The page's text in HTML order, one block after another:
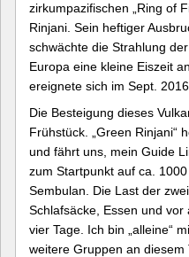
zirkumpazifischen „Ring of
Rinjani. Sein heftiger
schwächte die Strahlung
Europa eine kleine Eiszeit
ereignete sich im Sept. 2016.
Die Besteigung dieses
Frühstück. „Green Rinjani“
und fährt uns, mein Guide
zum Startpunkt auf ca.
Sembulan. Die Last der
Schlafsäcke, Essen und
vier Tage. Ich bin „alleine“
weitere Gruppen an